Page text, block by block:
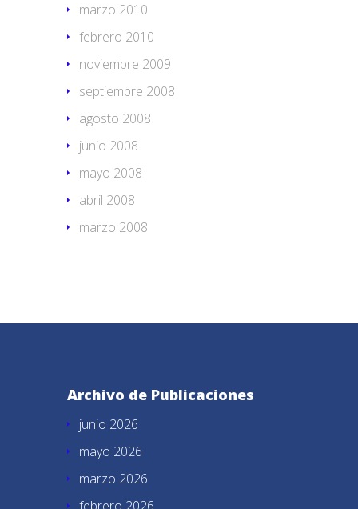
marzo 2010
febrero 2010
noviembre 2009
septiembre 2008
agosto 2008
junio 2008
mayo 2008
abril 2008
marzo 2008
Archivo de Publicaciones
junio 2026
mayo 2026
marzo 2026